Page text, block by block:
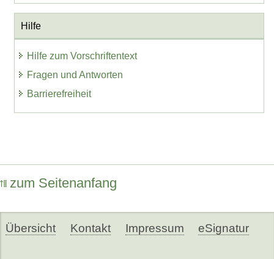
Hilfe
Hilfe zum Vorschriftentext
Fragen und Antworten
Barrierefreiheit
zum Seitenanfang
Übersicht Kontakt Impressum eSignatur